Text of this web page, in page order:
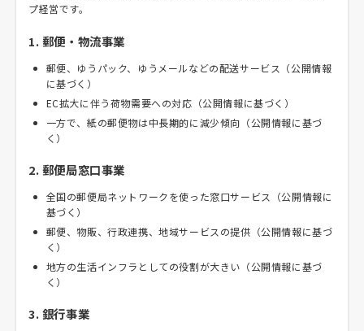
プ経営です。
1. 郵便・物流事業
郵便、ゆうパック、ゆうメールなどの配送サービス（公開情報
に基づく）
EC拡大に伴う荷物需要への対応（公開情報に基づく）
一方で、紙の郵便物は中長期的に減少傾向（公開情報に基づ
く）
2. 郵便局窓口事業
全国の郵便局ネットワークを使った窓口サービス（公開情報に
基づく）
郵便、物販、行政連携、地域サービスの提供（公開情報に基づ
く）
地方の生活インフラとしての役割が大きい（公開情報に基づ
く）
3. 銀行事業